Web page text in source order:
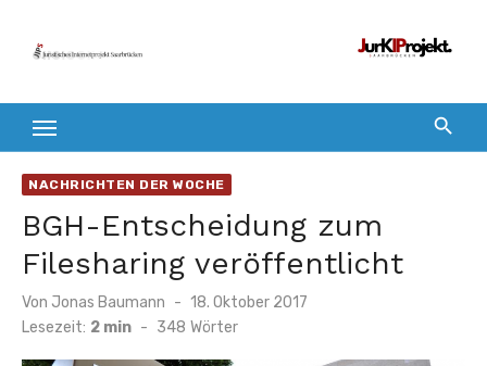
Inhalt
NACHRICHTEN DER WOCHE
BGH-Entscheidung zum
Filesharing veröffentlicht
Von Jonas Baumann
Veröffentlicht
am
18. Oktober 2017
Lesezeit: 2 min - 348 Wörter